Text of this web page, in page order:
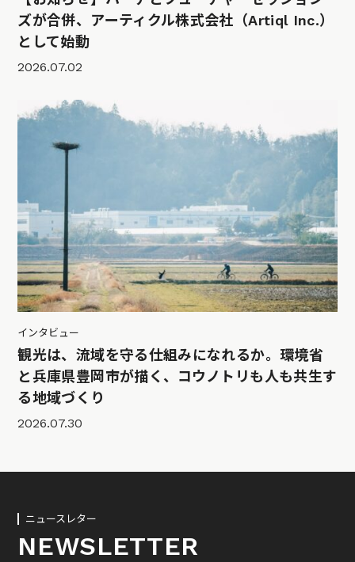
ズが合併、アーティクル株式会社（Artiql Inc.）
として始動
2026.07.02
インタビュー
観光は、流域を守る仕組みになれるか。環境省
と兵庫県豊岡市が描く、コウノトリも人も共生す
る地域づくり
2026.07.30
ニュースレター
NEWSLETTER